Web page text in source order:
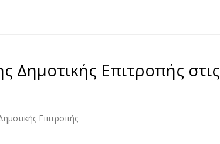
Δημοτικής Επιτροπής στις
Επιτροπής